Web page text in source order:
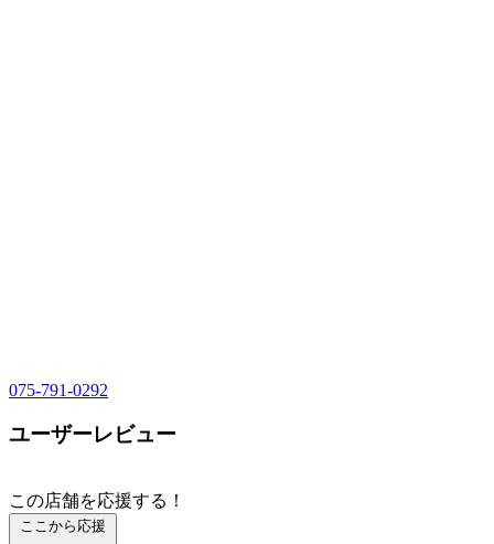
075-791-0292
ユーザーレビュー
この店舗を応援する！
ここから応援